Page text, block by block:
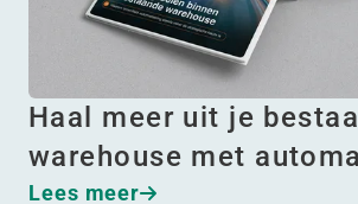
Haal meer uit je
warehouse met
Lees meer